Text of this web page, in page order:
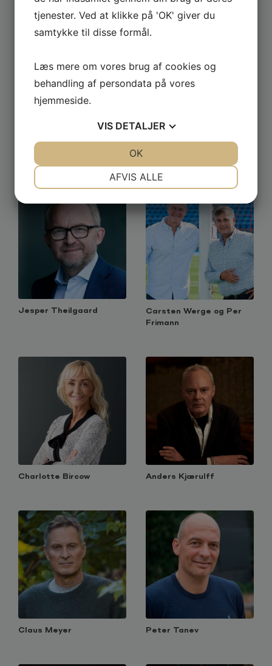
Eskild Ebbesen Mads Christensen
Jesper Theilgaard
Carsten Werge og Per
Frimann
Charlotte Bircow Anders Kjærulff
Claus Meyer Peter Tanev
tjenester. Ved at klikke på 'OK' giver du
samtykke til disse formål.
Læs mere om vores brug af cookies og
behandling af persondata på vores
hjemmeside.
VIS DETALJER
MARKETING STATISTIK
AFVIS ALLE
OK